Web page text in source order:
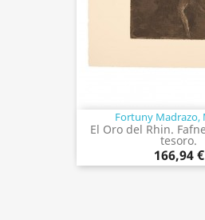
Fortuny Madrazo,
El Oro del Rhin.
tesoro.
166,94 €